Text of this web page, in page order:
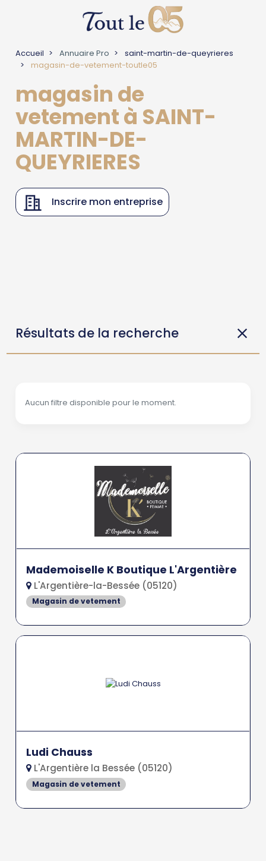
Accueil Annuaire Pro
saint-martin-de-queyrieres
magasin-de-vetement-toutle05
magasin de
vetement à SAINT-
MARTIN-DE-
QUEYRIERES
Inscrire mon entreprise
Résultats de la recherche
Aucun filtre disponible pour le moment.
Mademoiselle K Boutique L'Argentière
L'Argentière-la-Bessée (05120)
Magasin de vetement
Ludi Chauss
L'Argentière la Bessée (05120)
Magasin de vetement